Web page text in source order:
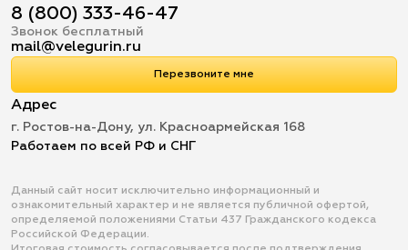
8 (800) 333-46-47
Звонок бесплатный
mail@velegurin.ru
Перезвоните мне
Адрес
г. Ростов-на-Дону, ул. Красноармейская 168
Работаем по всей РФ и СНГ
Данный сайт носит исключительно информационный и
ознакомительный характер и не является публичной офертой,
определяемой положениями Статьи 437 Гражданского кодекса
Российской Федерации.